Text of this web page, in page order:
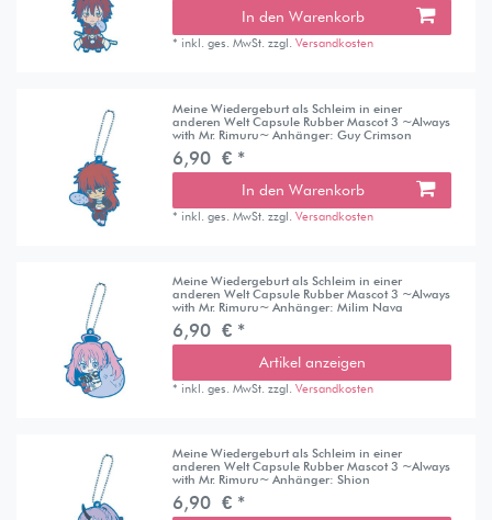
In den Warenkorb
* inkl. ges. MwSt. zzgl.Versandkosten
Meine Wiedergeburt als Schleim in einer
anderen Welt Capsule Rubber Mascot 3 ~Always
with Mr. Rimuru~ Anhänger: Guy Crimson
6,90 € *
In den Warenkorb
* inkl. ges. MwSt. zzgl.Versandkosten
Meine Wiedergeburt als Schleim in einer
anderen Welt Capsule Rubber Mascot 3 ~Always
with Mr. Rimuru~ Anhänger: Milim Nava
6,90 € *
Artikel anzeigen
* inkl. ges. MwSt. zzgl.Versandkosten
Meine Wiedergeburt als Schleim in einer
anderen Welt Capsule Rubber Mascot 3 ~Always
with Mr. Rimuru~ Anhänger: Shion
6,90 € *